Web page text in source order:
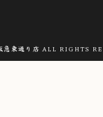
急東通り店 ALL RIGHTS